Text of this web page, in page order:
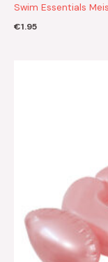
Swim Essentials
€1.95